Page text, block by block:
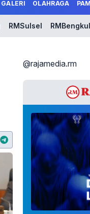
GALERI OLAHRAGA
RMSulsel
@rajamedia.rm